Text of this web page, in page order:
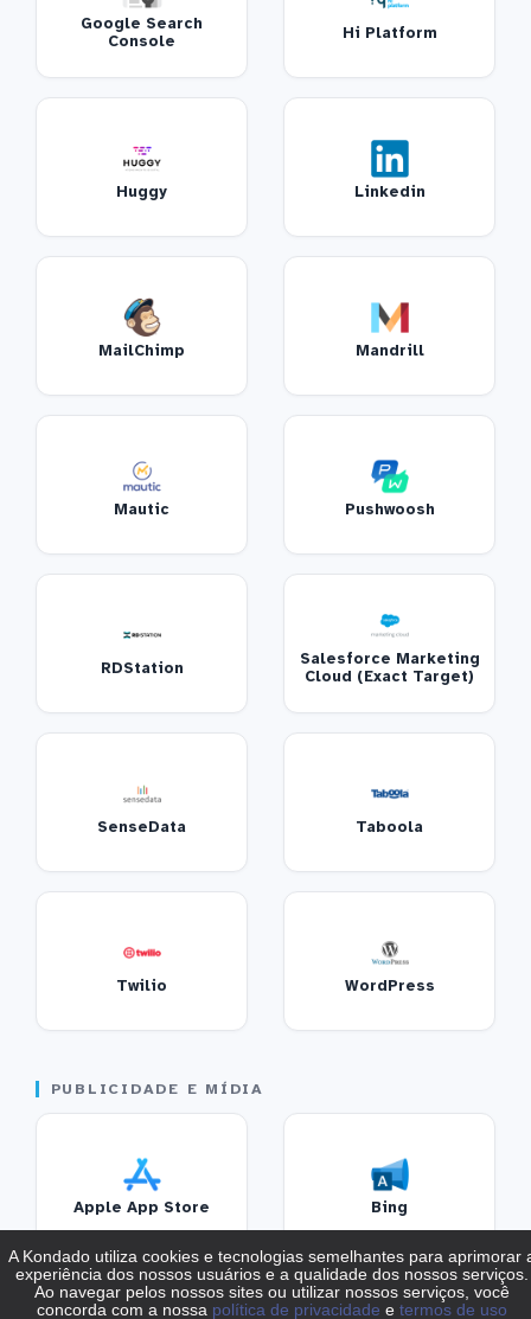
Google Search
Console
Hi Platform
Huggy Linkedin
MailChimp Mandrill
Mautic Pushwoosh
RDStation
Salesforce Marketing
Cloud (Exact Target)
SenseData Taboola
Twilio WordPress
PUBLICIDADE E MÍDIA
Apple App Store Bing